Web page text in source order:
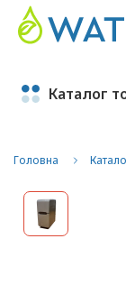
Каталог
Головна